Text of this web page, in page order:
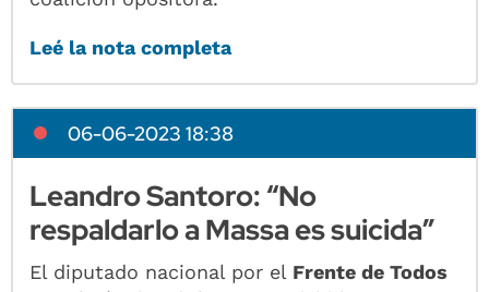
Leé la nota completa
06-06-2023 18:38
Leandro Santoro: “No
respaldarlo a Massa es suicida”
El diputado nacional por el Frente de Todos